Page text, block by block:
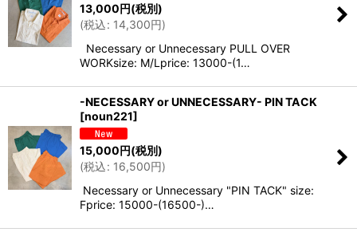
13,000円(税別)
(税込: 14,300円)
Necessary or Unnecessary PULL OVER
WORKsize: M/Lprice: 13000-(1…
-NECESSARY or UNNECESSARY- PIN TACK
[noun221]
15,000円(税別)
(税込: 16,500円)
Necessary or Unnecessary "PIN TACK" size:
Fprice: 15000-(16500-)…